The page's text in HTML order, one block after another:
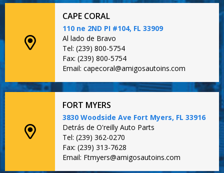
CAPE CORAL
110 ne 2ND PI #104, FL 33909
Al lado de Bravo
Tel: (239) 800-5754
Fax: (239) 800-5754
Email: capecoral@amigosautoins.com
FORT MYERS
3830 Woodside Ave Fort Myers, FL 33916
Detrás de O'reilly Auto Parts
Tel: (239) 362-0270
Fax: (239) 313-7628
Email: Ftmyers@amigosautoins.com